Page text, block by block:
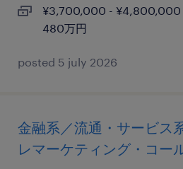
¥3,700,000 - ¥4,800,000
480万円
posted 5 july 2026
金融系／流通・サービス
レマーケティング・コー